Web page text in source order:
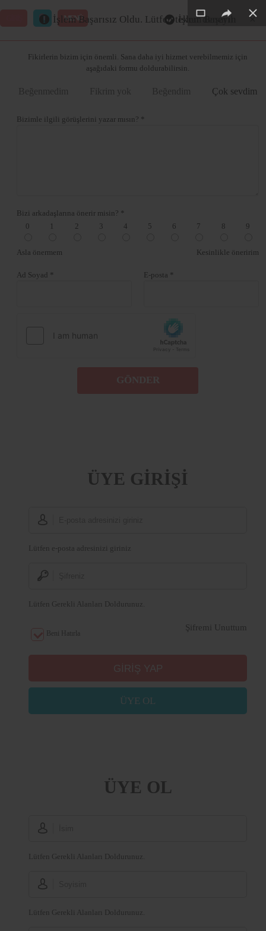
MENÜ
Fikirlerin bizim için önemli. Sana daha iyi hizmet verebilmemiz için
aşağıdaki formu doldurabilirsin.
Beğenmedim Fikrim yok Beğendim Çok sevdim
Bizimle ilgili görüşlerini yazar mısın? *
Bizi arkadaşlarına önerir misin? *
0
1 2 3 4 5 6 7 8 9
Asla önermem Kesinlikle öneririm
Ad Soyad * E-posta *
×
ÜYE GİRİŞİ
Lütfen e-posta adresinizi giriniz
Lütfen Gerekli Alanları Doldurunuz.
Beni Hatırla
Şifremi Unuttum
ÜYE OL
×
ÜYE OL
Lütfen Gerekli Alanları Doldurunuz.
Lütfen Gerekli Alanları Doldurunuz.
×
İşlem Başarılı ×
İşlem Başarısız Oldu. Lütfen tekrar deneyin ×